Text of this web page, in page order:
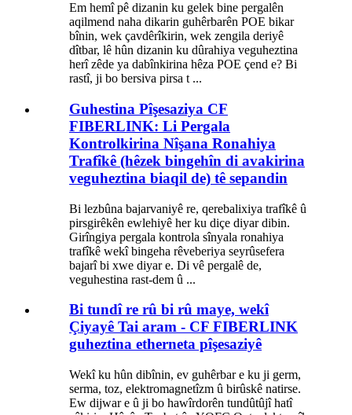
Em hemî pê dizanin ku gelek bine pergalên
aqilmend naha dikarin guhêrbarên POE bikar
bînin, wek çavdêrîkirin, wek zengila deriyê
dîtbar, lê hûn dizanin ku dûrahiya veguheztina
herî zêde ya dabînkirina hêza POE çend e? Bi
rastî, ji bo bersiva pirsa t ...
Guhestina Pîşesaziya CF
FIBERLINK: Li Pergala
Kontrolkirina Nîşana Ronahiya
Trafîkê (hêzek bingehîn di avakirina
veguheztina biaqil de) tê sepandin
Bi lezbûna bajarvaniyê re, qerebalixiya trafîkê û
pirsgirêkên ewlehiyê her ku diçe diyar dibin.
Girîngiya pergala kontrola sînyala ronahiya
trafîkê wekî bingeha rêveberiya seyrûsefera
bajarî bi xwe diyar e. Di vê pergalê de,
veguhestina rast-dem û ...
Bi tundî re rû bi rû maye, wekî
Çiyayê Tai aram - CF FIBERLINK
guheztina etherneta pîşesaziyê
Wekî ku hûn dibînin, ev guhêrbar e ku ji germ,
serma, toz, elektromagnetîzm û birûskê natirse.
Ew dijwar e û ji bo hawîrdorên tundûtûjî hatî